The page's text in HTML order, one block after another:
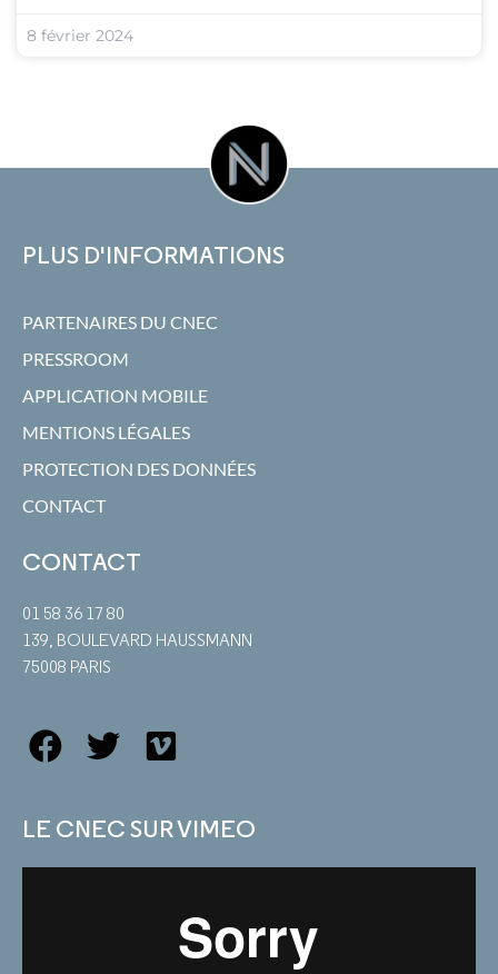
8 février 2024
PLUS D'INFORMATIONS
PARTENAIRES DU CNEC
PRESSROOM
APPLICATION MOBILE
MENTIONS LÉGALES
PROTECTION DES DONNÉES
CONTACT
CONTACT
01 58 36 17 80
139, BOULEVARD HAUSSMANN
75008 PARIS
LE CNEC SUR VIMEO